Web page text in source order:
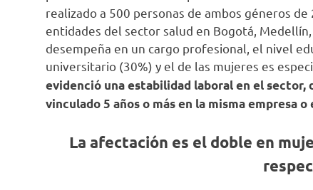
realizado a 500 personas de ambos géneros
entidades del sector salud en Bogotá,
desempeña en un cargo profesional, el nivel
universitario (30%) y el de las mujeres es
evidenció una estabilidad laboral en el sector,
vinculado 5 años o más en la misma empresa o
La afectación es el doble en